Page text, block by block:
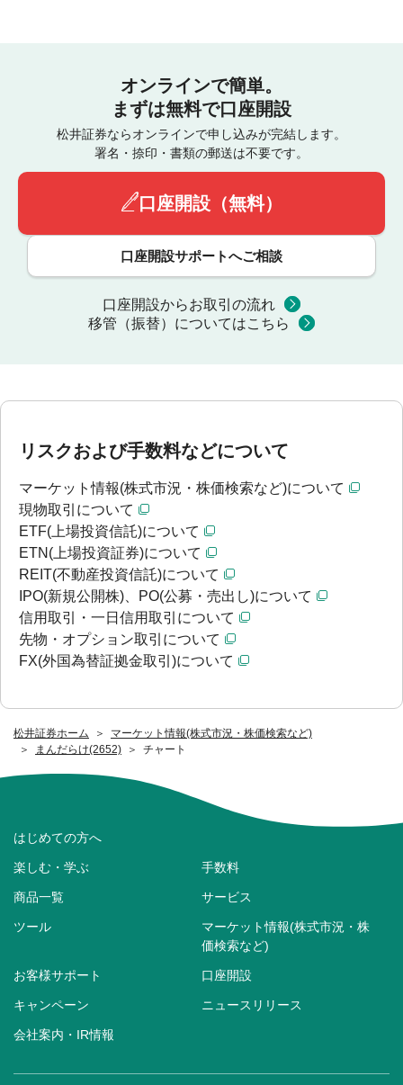
松井証券ホーム
マーケット情報(株式市況・株価検索など)
まんだらけ(2652)
チャート
オンラインで簡単。
まずは無料で口座開設
松井証券ならオンラインで申し込みが完結します。
署名・捺印・書類の郵送は不要です。
口座開設（無料）
口座開設サポートへご相談
口座開設からお取引の流れ
移管（振替）についてはこちら
リスクおよび手数料などについて
マーケット情報(株式市況・株価検索など)について
現物取引について
ETF(上場投資信託)について
ETN(上場投資証券)について
REIT(不動産投資信託)について
IPO(新規公開株)、PO(公募・売出し)について
信用取引・一日信用取引について
先物・オプション取引について
FX(外国為替証拠金取引)について
はじめての方へ
楽しむ・学ぶ 手数料
商品一覧 サービス
ツール
マーケット情報(株式市況・株
価検索など)
お客様サポート 口座開設
キャンペーン ニュースリリース
会社案内・IR情報